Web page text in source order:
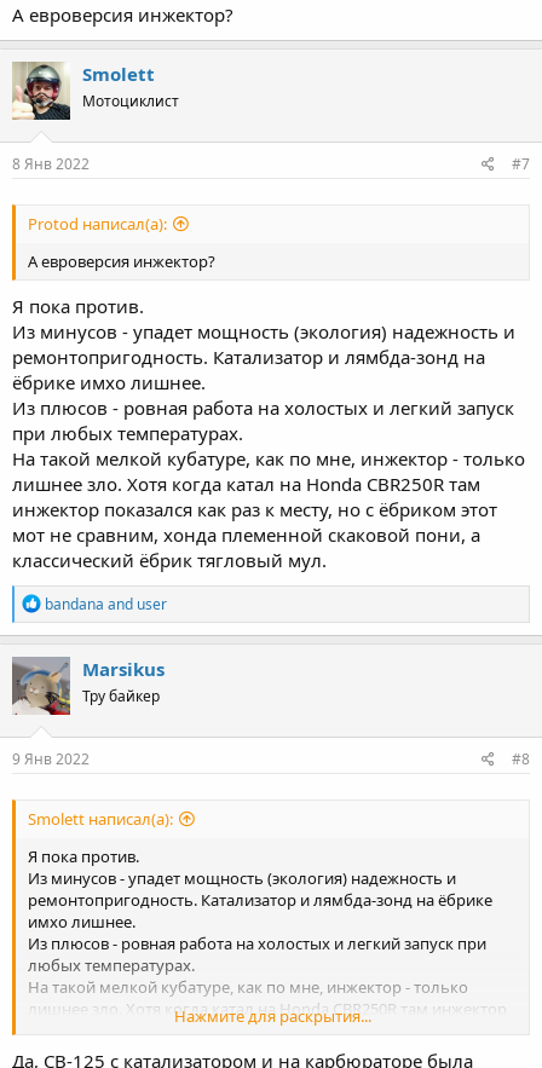
А евроверсия инжектор?
Smolett
Мотоциклист
8 Янв 2022 #7
Protod написал(а):
А евроверсия инжектор?
Я пока против.
Из минусов - упадет мощность (экология) надежность и
ремонтопригодность. Катализатор и лямбда-зонд на
ёбрике имхо лишнее.
Из плюсов - ровная работа на холостых и легкий запуск
при любых температурах.
На такой мелкой кубатуре, как по мне, инжектор - только
лишнее зло. Хотя когда катал на Honda CBR250R там
инжектор показался как раз к месту, но с ёбриком этот
мот не сравним, хонда племенной скаковой пони, а
классический ёбрик тягловый мул.
R
e
a
c
t
i
o
n
s
bandana and user
Marsikus
Тру байкер
9 Янв 2022 #8
Smolett написал(а):
Я пока против.
Из минусов - упадет мощность (экология) надежность и
ремонтопригодность. Катализатор и лямбда-зонд на ёбрике
имхо лишнее.
Из плюсов - ровная работа на холостых и легкий запуск при
любых температурах.
На такой мелкой кубатуре, как по мне, инжектор - только
лишнее зло. Хотя когда катал на Honda CBR250R там инжектор
показался как раз к месту, но с ёбриком этот мот не сравним,
хонда племенной скаковой пони, а классический ёбрик
Нажмите для раскрытия...
Да, CB-125 с катализатором и на карбюраторе была